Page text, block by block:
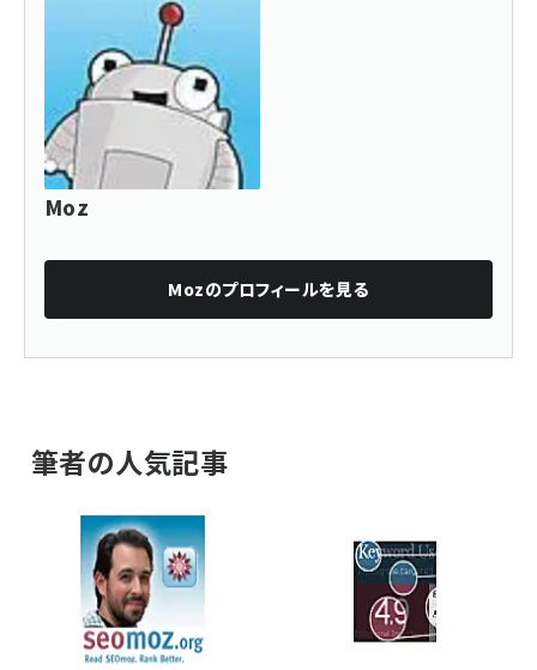
Moz
Mozのプロフィールを見る
筆者の人気記事